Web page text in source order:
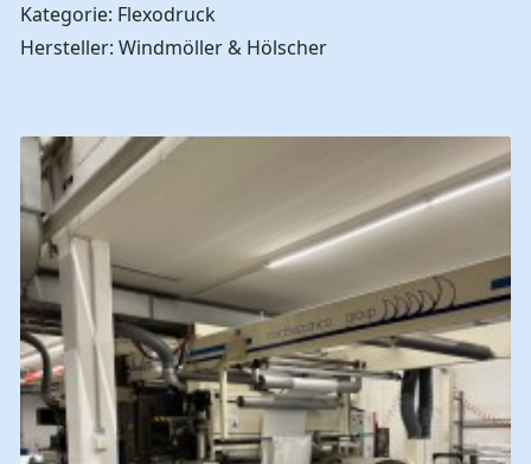
Kategorie: Flexodruck
Hersteller: Windmöller & Hölscher